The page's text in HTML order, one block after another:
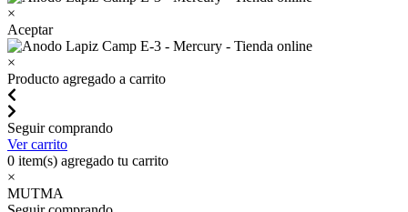
×
Aceptar
×
Producto agregado a carrito
Seguir comprando
Ver carrito
0 item(s) agregado tu carrito
×
MUTMA